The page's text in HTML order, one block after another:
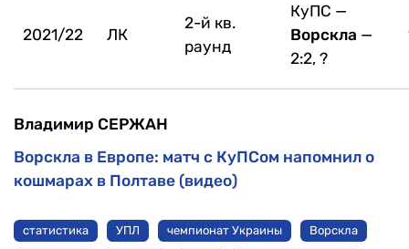
2021/22 ЛК
2-й кв.
раунд
КуПС —
Ворскла —
2:2, ?
Владимир СЕРЖАН
Ворскла в Европе: матч с КуПСом напомнил о
кошмарах в Полтаве (видео)
статистика УПЛ чемпионат Украины Ворскла